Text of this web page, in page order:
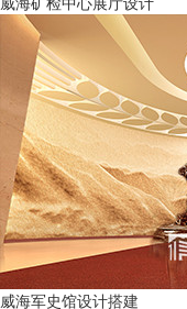
威海军史馆设计搭建